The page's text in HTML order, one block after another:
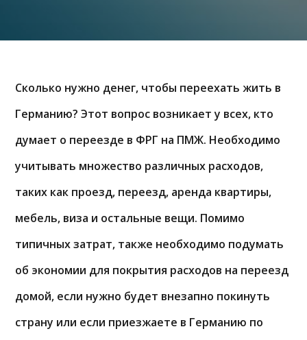
Сколько нужно денег, чтобы переехать жить в
Германию? Этот вопрос возникает у всех, кто
думает о переезде в ФРГ на ПМЖ. Необходимо
учитывать множество различных расходов,
таких как проезд, переезд, аренда квартиры,
мебель, виза и остальные вещи. Помимо
типичных затрат, также необходимо подумать
об экономии для покрытия расходов на переезд
домой, если нужно будет внезапно покинуть
страну или если приезжаете в Германию по